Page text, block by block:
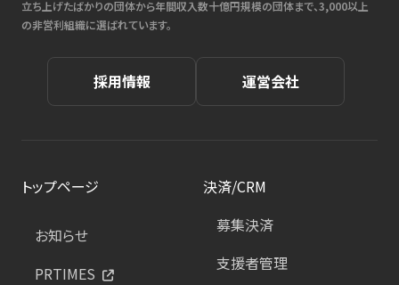
立ち上げたばかりの団体から年間収入数十億円規模の団体まで、3,000以上
の非営利組織に選ばれています。
採用情報 運営会社
トップページ
お知らせ
PRTIMES
決済/CRM
募集決済
支援者管理